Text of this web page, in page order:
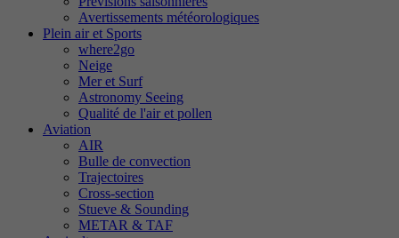
Avertissements météorologiques
Plein air et Sports
where2go
Neige
Mer et Surf
Astronomy Seeing
Qualité de l'air et pollen
Aviation
AIR
Bulle de convection
Trajectoires
Cross-section
Stueve & Sounding
METAR & TAF